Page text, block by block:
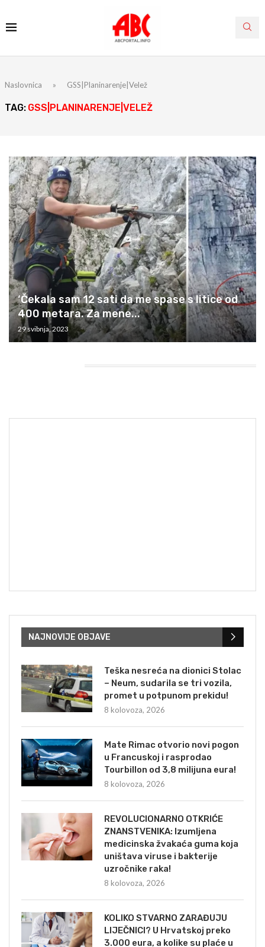
Naslovnica » GSS|Planinarenje|Velež
TAG: GSS|PLANINARENJE|VELEŽ
‘Čekala sam 12 sati da me spase s litice od
400 metara. Za mene...
29 svibnja, 2023
NAJNOVIJE OBJAVE
Teška nesreća na dionici Stolac
– Neum, sudarila se tri vozila,
promet u potpunom prekidu!
8 kolovoza, 2026
Mate Rimac otvorio novi pogon
u Francuskoj i rasprodao
Tourbillon od 3,8 milijuna eura!
8 kolovoza, 2026
REVOLUCIONARNO OTKRIĆE
ZNANSTVENIKA: Izumljena
medicinska žvakaća guma koja
uništava viruse i bakterije
uzročnike raka!
8 kolovoza, 2026
KOLIKO STVARNO ZARAĐUJU
LIJEČNICI? U Hrvatskoj preko
3.000 eura, a kolike su plaće u